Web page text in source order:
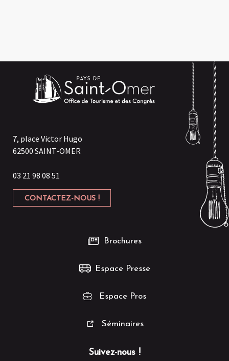
7, place Victor Hugo
62500 SAINT-OMER
03 21 98 08 51
CONTACTEZ-NOUS !
Suivez-nous !
Brochures
Espace Presse
Espace Pros
Séminaires